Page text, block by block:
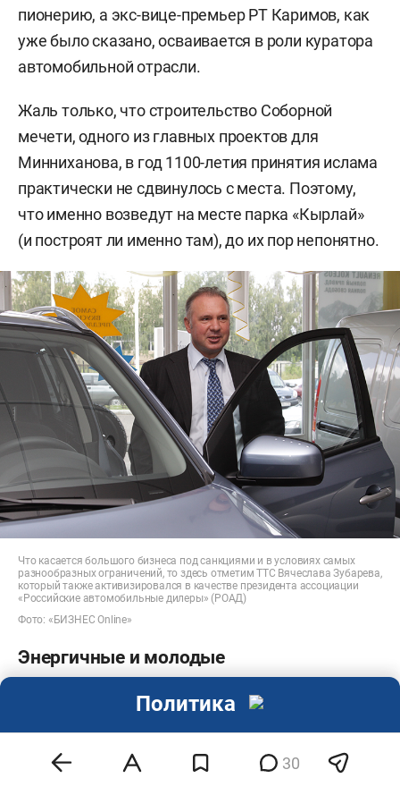
пионерию, а экс-вице-премьер РТ Каримов, как
уже было сказано, осваивается в роли куратора
автомобильной отрасли.
Жаль только, что строительство Соборной
мечети, одного из главных проектов для
Минниханова, в год 1100-летия принятия ислама
практически не сдвинулось с места. Поэтому,
что именно возведут на месте парка «Кырлай»
(и построят ли именно там), до их пор непонятно.
Что касается большого бизнеса под санкциями и в условиях самых
разнообразных ограничений, то здесь отметим ТТС Вячеслава Зубарева,
который также активизировался в качестве президента ассоциации
«Российские автомобильные дилеры» (РОАД)
Фото: «БИЗНЕС Online»
Энергичные и молодые
Главная мелодрама года в бизнес-среде — это
продолжение «развода» СИБУРа с ТАИФом. Вот
новостей на эту тему: «СИБУР близок к мирному
30
Политика